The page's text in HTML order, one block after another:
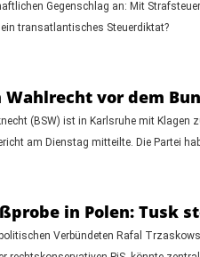
Gegenschlag an: Mit
transatlantisches Steuerdiktat?
Wahlrecht vor dem
(BSW) ist in Karlsruhe mit
am Dienstag mitteilte. Die Partei
in Polen: Tusk
Verbündeten Rafal